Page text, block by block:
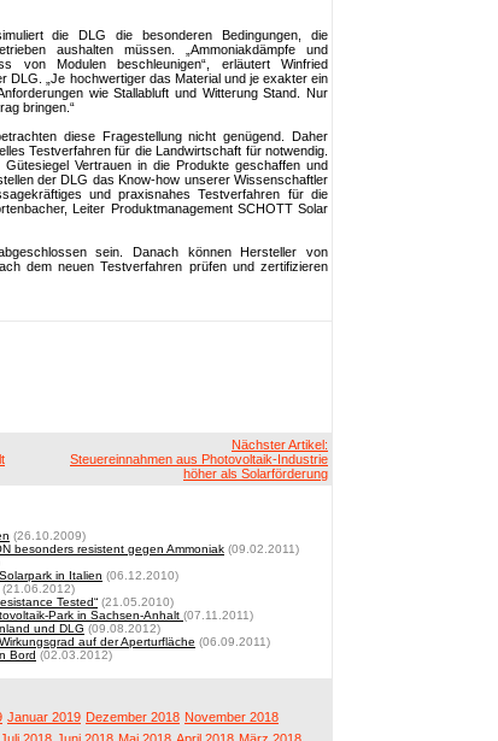
die DLG die besonderen Bedingungen, die
aushalten müssen. „Ammoniakdämpfe und
von Modulen beschleunigen“, erläutert Winfried
DLG. „Je hochwertiger das Material und je exakter ein
wie Stallabluft und Witterung Stand. Nur
bringen.“
diese Fragestellung nicht genügend. Daher
Testverfahren für die Landwirtschaft für notwendig.
Vertrauen in die Produkte geschaffen und
der DLG das Know-how unserer Wissenschaftler
und praxisnahes Testverfahren für die
Leiter Produktmanagement SCHOTT Solar
sein. Danach können Hersteller von
dem neuen Testverfahren prüfen und zertifizieren
Nächster Artikel:
Steuereinnahmen aus Photovoltaik-Industrie
höher als Solarförderung
(26.10.2009)
besonders resistent gegen Ammoniak (09.02.2011)
in Italien (06.12.2010)
(21.06.2012)
Tested“ (21.05.2010)
Park in Sachsen-Anhalt (07.11.2011)
und DLG (09.08.2012)
auf der Aperturfläche (06.09.2011)
Bord (02.03.2012)
Januar 2019 Dezember 2018 November 2018